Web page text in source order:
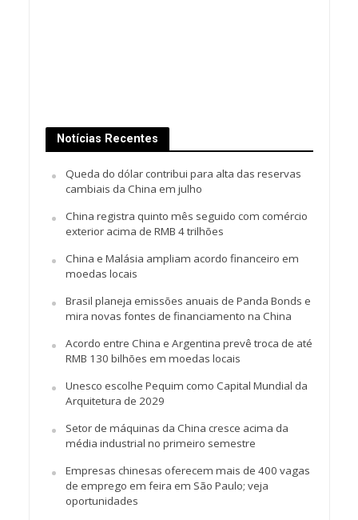
Notícias Recentes
Queda do dólar contribui para alta das reservas
cambiais da China em julho
China registra quinto mês seguido com comércio
exterior acima de RMB 4 trilhões
China e Malásia ampliam acordo financeiro em
moedas locais
Brasil planeja emissões anuais de Panda Bonds e
mira novas fontes de financiamento na China
Acordo entre China e Argentina prevê troca de até
RMB 130 bilhões em moedas locais
Unesco escolhe Pequim como Capital Mundial da
Arquitetura de 2029
Setor de máquinas da China cresce acima da
média industrial no primeiro semestre
Empresas chinesas oferecem mais de 400 vagas
de emprego em feira em São Paulo; veja
oportunidades